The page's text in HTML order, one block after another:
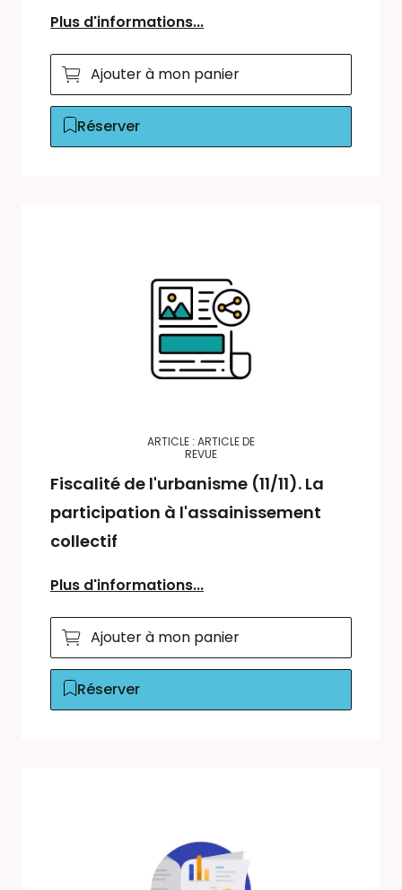
Plus d'informations...
Ajouter à mon panier
Réserver
ARTICLE : ARTICLE DE
REVUE
Fiscalité de l'urbanisme (11/11). La
participation à l'assainissement
collectif
Plus d'informations...
Ajouter à mon panier
Réserver